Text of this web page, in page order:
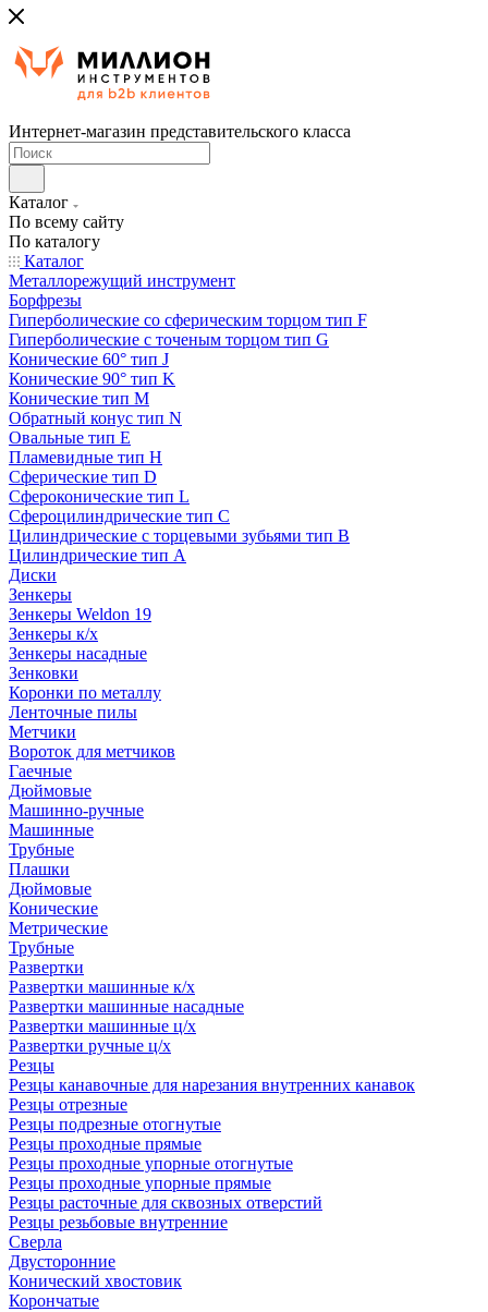
Интернет-магазин представительского класса
Каталог
По всему сайту
По каталогу
Каталог
Металлорежущий инструмент
Борфрезы
Гиперболические cо сферическим торцом тип F
Гиперболические с точеным торцом тип G
Конические 60° тип J
Конические 90° тип K
Конические тип M
Обратный конус тип N
Овальные тип E
Пламевидные тип H
Сферические тип D
Сфероконические тип L
Сфероцилиндрические тип C
Цилиндрические с торцевыми зубьями тип B
Цилиндрические тип А
Диски
Зенкеры
Зенкеры Weldon 19
Зенкеры к/х
Зенкеры насадные
Зенковки
Коронки по металлу
Ленточные пилы
Метчики
Вороток для метчиков
Гаечные
Дюймовые
Машинно-ручные
Машинные
Трубные
Плашки
Дюймовые
Конические
Метрические
Трубные
Развертки
Развертки машинные к/х
Развертки машинные насадные
Развертки машинные ц/х
Развертки ручные ц/х
Резцы
Резцы канавочные для нарезания внутренних канавок
Резцы отрезные
Резцы подрезные отогнутые
Резцы проходные прямые
Резцы проходные упорные отогнутые
Резцы проходные упорные прямые
Резцы расточные для сквозных отверстий
Резцы резьбовые внутренние
Сверла
Двусторонние
Конический хвостовик
Корончатые